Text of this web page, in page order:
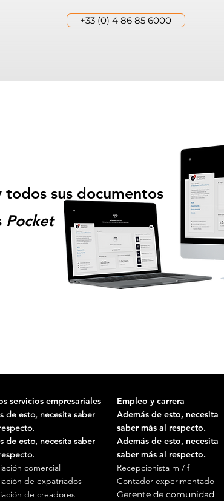
+33 (0) 4 86 85 6000
sus documentos
Pocket
Descárgalo gratis ahora!
servicios empresariales
de esto, necesita saber
de esto, necesita saber
comercial
de expatriados
de creadores
Empleo y carrera
Además de esto, necesita
saber más al respecto.
Además de esto, necesita
saber más al respecto.
Recepcionista m / f
Contador experimentado
Gerente de comunidad